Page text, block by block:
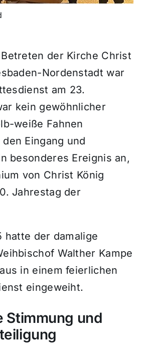
der Kirche Christ
Nordenstadt war
am 23.
kein gewöhnlicher
weiße Fahnen
Eingang und
besonderes Ereignis an,
von Christ König
Jahrestag der
hatte der damalige
Walther Kampe
in einem feierlichen
eingeweiht.
Stimmung und